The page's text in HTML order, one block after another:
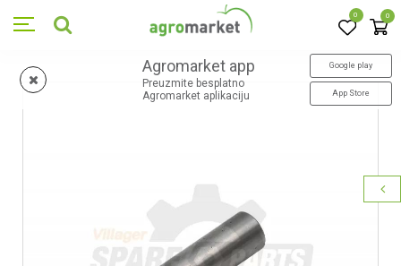
0 0
Agromarket app
Preuzmite besplatno
Agromarket aplikaciju
Google play
App Store